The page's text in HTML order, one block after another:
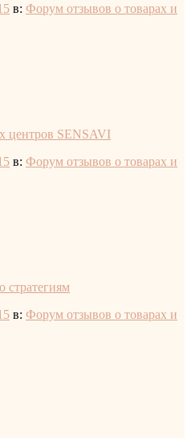
в: Форум отзывов о товарах и
центров SENSAVI
в: Форум отзывов о товарах и
стратегиям
в: Форум отзывов о товарах и